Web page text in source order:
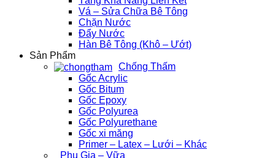
Vá – Sửa Chữa Bê Tông
Chặn Nước
Đẩy Nước
Hàn Bê Tông (Khô – Ướt)
Sản Phẩm
Chống Thấm
Gốc Acrylic
Gốc Bitum
Gốc Epoxy
Gốc Polyurea
Gốc Polyurethane
Gốc xi măng
Primer – Latex – Lưới – Khác
Phụ Gia – Vữa